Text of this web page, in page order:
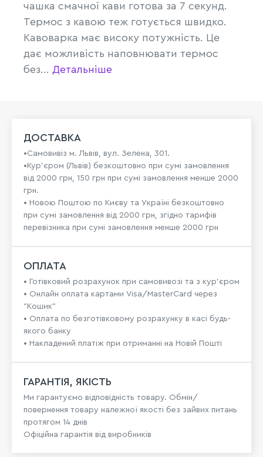
чашка смачної кави готова за 7 секунд.
Термос з кавою теж готується швидко.
Кавоварка має високу потужність. Це
дає можливість наповнювати термос
без... Детальніше
ДОСТАВКА
•Самовивіз м. Львів, вул. Зелена, 301.
•Кур'єром (Львів) безкоштовно при сумі замовлення
від 2000 грн, 150 грн при сумі замовлення менше 2000
грн.
• Новою Поштою по Києву та Україні безкоштовно
при сумі замовлення від 2000 грн, згідно тарифів
перевізника при сумі замовлення менше 2000 грн
ОПЛАТА
• Готівковий розрахунок при самовивозі та з кур’єром
• Онлайн оплата картами Visa/MasterCard через
"Кошик"
• Оплата по безготівковому розрахунку в касі будь-
якого банку
• Накладений платіж при отриманні на Новій Пошті
ГАРАНТІЯ, ЯКІСТЬ
Ми гарантуємо відповідність товару. Обмін/
повернення товару належної якості без зайвих питань
протягом 14 днів
Офіційна гарантія від виробників